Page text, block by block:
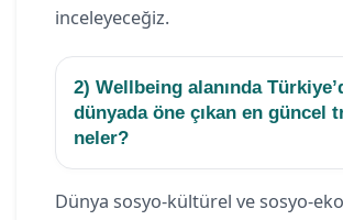
inceleyeceğiz.
2) Wellbeing alanında
dünyada öne çıkan en güncel
neler?
Dünya sosyo-kültürel ve sosyo-